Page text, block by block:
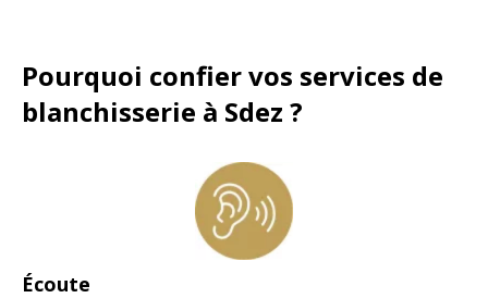
Pourquoi confier vos services de
blanchisserie à Sdez ?
Écoute